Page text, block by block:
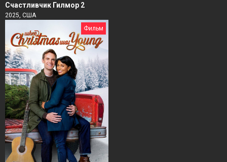
Счастливчик Гилмор 2
2025, США
Фильм